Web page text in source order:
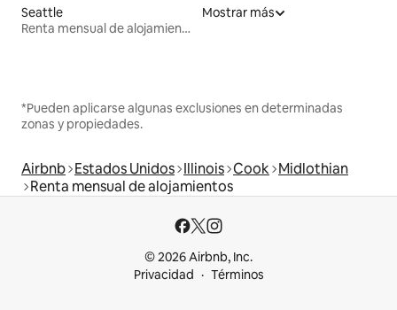
Seattle
Renta mensual de alojamientos
Mostrar más
*Pueden aplicarse algunas exclusiones en determinadas
zonas y propiedades.
Airbnb Estados Unidos Illinois Cook Midlothian
Renta mensual de alojamientos
© 2026 Airbnb, Inc.
Privacidad
Términos